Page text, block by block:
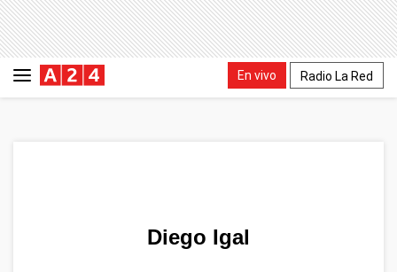
En vivo Radio La Red
Diego Igal